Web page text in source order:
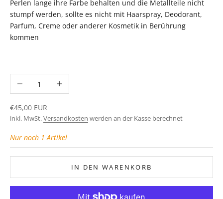
Perlen lange ihre Farbe behalten und die Metallteile nicht
stumpf werden, sollte es nicht mit Haarspray, Deodorant,
Parfum, Creme oder anderer Kosmetik in Berührung
kommen
Anzahl verringernAnzahl erhöhen
Angebot
€45,00 EUR
inkl. MwSt.Versandkosten werden an der Kasse berechnet
Nur noch 1 Artikel
IN DEN WARENKORB